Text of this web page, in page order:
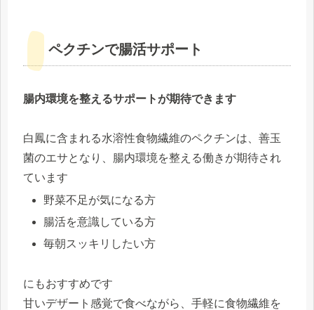
ペクチンで腸活サポート
腸内環境を整えるサポートが期待できます
白鳳に含まれる水溶性食物繊維のペクチンは、善玉
菌のエサとなり、腸内環境を整える働きが期待され
ています
野菜不足が気になる方
腸活を意識している方
毎朝スッキリしたい方
にもおすすめです
甘いデザート感覚で食べながら、手軽に食物繊維を